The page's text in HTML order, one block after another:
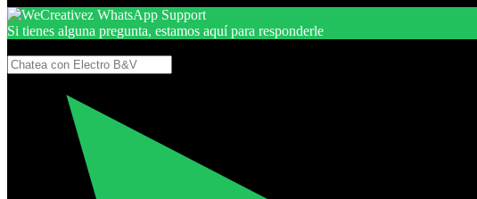
Si tienes alguna pregunta, estamos aquí para responderle